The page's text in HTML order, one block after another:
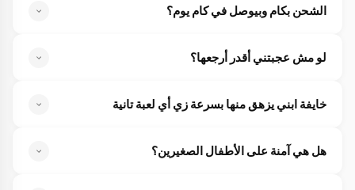
ابنك وزنه كبير هتستحمله تمام
الشحن بكام وبيوصل في كام يوم؟
عند الاستلام يعني مش بتدفعي غير لما يبقى في إيدك
لو مش عجبتني أقدر أرجعها؟
لو لأي سبب مش مناسبة رجعيها واسترجعي فلوسك كاملة
خايفة ابني يزهق منها بسرعة زي أي لعبة تانية
منها بسهولة — وده اللي بتقوله كل الأمهات اللي جربوها. وحتى لو
هل هي آمنة على الأطفال الصغيرين؟